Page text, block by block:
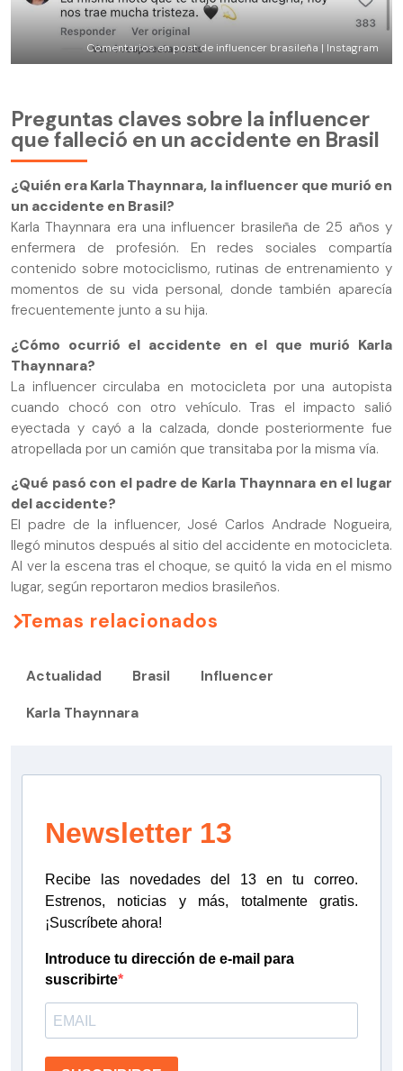
Comentarios en post de influencer brasileña | Instagram
​​Preguntas claves sobre la influencer
que falleció en un accidente en Brasil
¿Quién era Karla Thaynnara, la influencer que murió en
un accidente en Brasil?
Karla Thaynnara era una influencer brasileña de 25 años y
enfermera de profesión. En redes sociales compartía
contenido sobre motociclismo, rutinas de entrenamiento y
momentos de su vida personal, donde también aparecía
frecuentemente junto a su hija.
¿Cómo ocurrió el accidente en el que murió Karla
Thaynnara?
La influencer circulaba en motocicleta por una autopista
cuando chocó con otro vehículo. Tras el impacto salió
eyectada y cayó a la calzada, donde posteriormente fue
atropellada por un camión que transitaba por la misma vía.
¿Qué pasó con el padre de Karla Thaynnara en el lugar
del accidente?
El padre de la influencer, José Carlos Andrade Nogueira,
llegó minutos después al sitio del accidente en motocicleta.
Al ver la escena tras el choque, se quitó la vida en el mismo
lugar, según reportaron medios brasileños.
Temas relacionados
Actualidad Brasil Influencer
Karla Thaynnara
Newsletter 13
Recibe las novedades del 13 en tu correo.
Estrenos, noticias y más, totalmente gratis.
¡Suscríbete ahora!
Introduce tu dirección de e-mail para
suscribirte